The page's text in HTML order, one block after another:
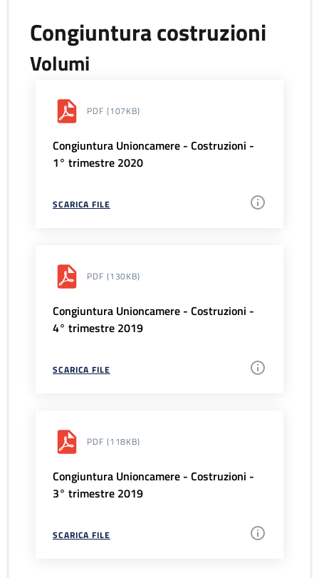
Congiuntura costruzioni
Volumi
PDF (107KB)
Congiuntura Unioncamere - Costruzioni -
1° trimestre 2020
SCARICA FILE
PDF (130KB)
Congiuntura Unioncamere - Costruzioni -
4° trimestre 2019
SCARICA FILE
PDF (118KB)
Congiuntura Unioncamere - Costruzioni -
3° trimestre 2019
SCARICA FILE